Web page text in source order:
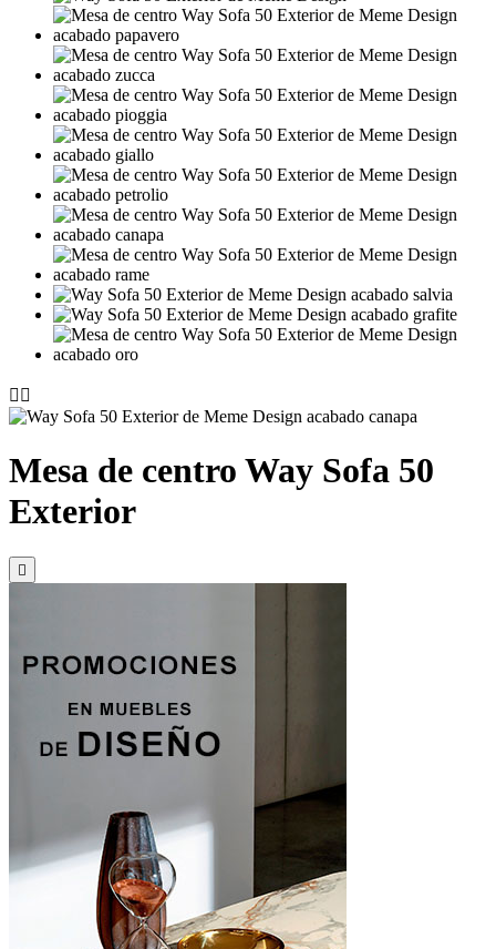
 
Mesa de centro Way Sofa 50
Exterior
